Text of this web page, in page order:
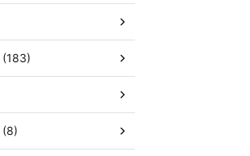
(183)
(8)